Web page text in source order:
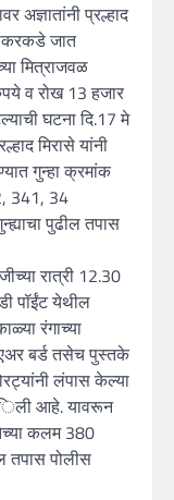
अज्ञातांनी प्रल्हाद
जात
मित्राजवळ
व रोख 13 हजार
घटना दि.17 मे
मिरासे यांनी
गुन्हा क्रमांक
341, 34
पुढील तपास
रात्री 12.30
पॉईंट येथील
रंगाच्या
बर्ड तसेच पुस्तके
लंपास केल्या
िली आहे. यावरून
कलम 380
तपास पोलीस